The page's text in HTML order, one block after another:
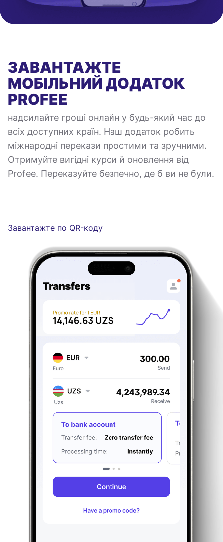
ЗАВАНТАЖТЕ
МОБІЛЬНИЙ ДОДАТОК
PROFEE
надсилайте гроші онлайн у будь-який час до
всіх доступних країн. Наш додаток робить
міжнародні перекази простими та зручними.
Отримуйте вигідні курси й оновлення від
Profee. Переказуйте безпечно, де б ви не були.
Завантажте по QR-коду